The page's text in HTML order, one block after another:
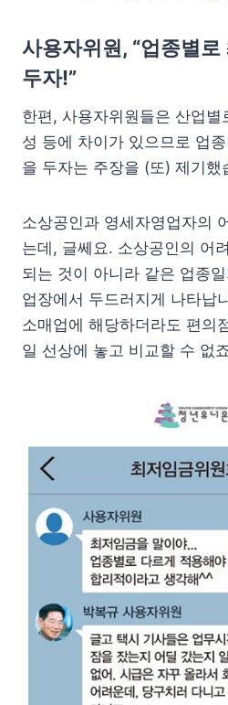
사용자위원, “업종별
두자!”
한편, 사용자위원들은 산업
성 등에 차이가 있으므로 업
을 두자는 주장을 (또) 제기했
소상공인과 영세자영업자의
는데, 글쎄요. 소상공인의 어
되는 것이 아니라 같은 업종
업장에서 두드러지게 나타납
소매업에 해당하더라도 편의
일 선상에 놓고 비교할 수 없